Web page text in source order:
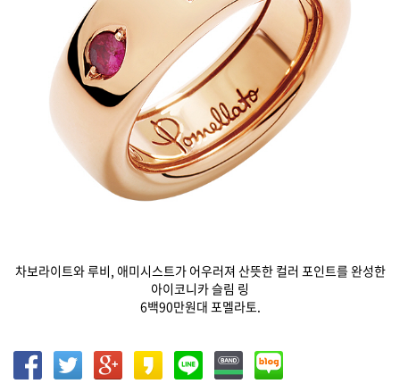
차보라이트와 루비, 애미시스트가 어우러져 산뜻한 컬러 포인트를 완성한
아이코니카 슬림 링
6백90만원대 포멜라토.